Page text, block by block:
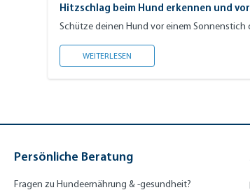
Hitzschlag beim Hund erkennen und
Schütze deinen Hund vor einem
WEITERLESEN
Persönliche Beratung
Fragen zu Hundeernährung & -gesundheit?